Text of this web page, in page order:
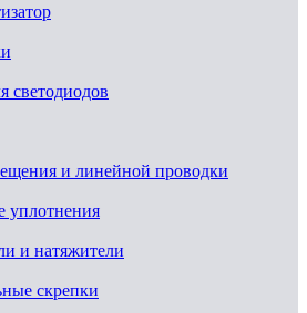
светодиодов
и линейной проводки
уплотнения
и натяжители
скрепки